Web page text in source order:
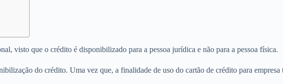
visto que o crédito é disponibilizado para a pessoa jurídica e não para a pessoa física.
do crédito. Uma vez que, a finalidade de uso do cartão de crédito para